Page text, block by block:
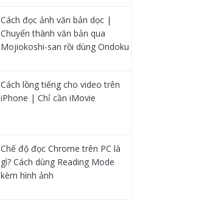
Cách đọc ảnh văn bản dọc |
Chuyển thành văn bản qua
Mojiokoshi-san rồi dùng Ondoku
Cách lồng tiếng cho video trên
iPhone | Chỉ cần iMovie
Chế độ đọc Chrome trên PC là
gì? Cách dùng Reading Mode
kèm hình ảnh